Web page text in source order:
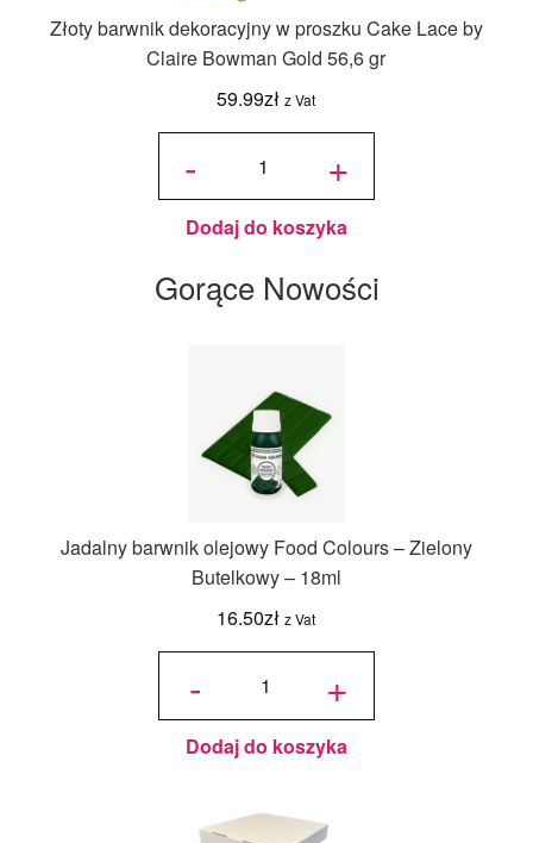
Złoty barwnik dekoracyjny w proszku Cake Lace by
Claire Bowman Gold 56,6 gr
59.99zł z Vat
-
ilość Złoty
w proszku
Cake Lace
by Claire
Bowman
Gold 56,6
+
Dodaj do koszyka
Gorące Nowości
Jadalny barwnik olejowy Food Colours – Zielony
Butelkowy – 18ml
16.50zł z Vat
-
ilość
olejowy
Food
Colours -
Zielony
Butelkowy
+
Dodaj do koszyka